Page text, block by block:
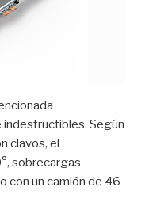
Según
clavos, el
sobrecargas
con un camión de 46